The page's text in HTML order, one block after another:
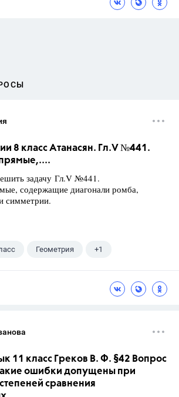
8 класс Атанасян. Гл.V №441.
задачу Гл.V №441.
содержащие диагонали ромба,
симметрии.
Геометрия +1
11 класс Греков В. Ф. §42 Вопрос
ошибки допущены при
сравнения